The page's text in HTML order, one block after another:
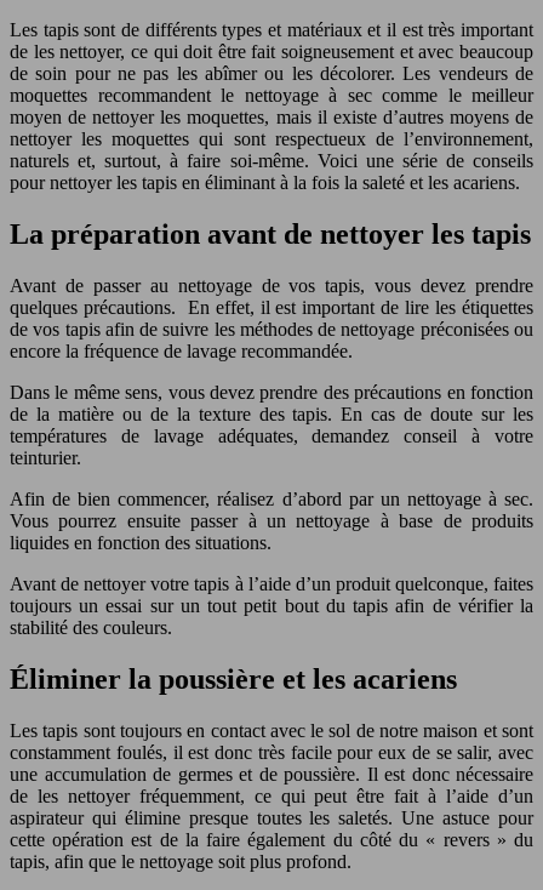
Les tapis sont de différents types et matériaux et il est très important
de les nettoyer, ce qui doit être fait soigneusement et avec beaucoup
de soin pour ne pas les abîmer ou les décolorer. Les vendeurs de
moquettes recommandent le nettoyage à sec comme le meilleur
moyen de nettoyer les moquettes, mais il existe d’autres moyens de
nettoyer les moquettes qui sont respectueux de l’environnement,
naturels et, surtout, à faire soi-même. Voici une série de conseils
pour nettoyer les tapis en éliminant à la fois la saleté et les acariens.
La préparation avant de nettoyer les tapis
Avant de passer au nettoyage de vos tapis, vous devez prendre
quelques précautions. En effet, il est important de lire les étiquettes
de vos tapis afin de suivre les méthodes de nettoyage préconisées ou
encore la fréquence de lavage recommandée.
Dans le même sens, vous devez prendre des précautions en fonction
de la matière ou de la texture des tapis. En cas de doute sur les
températures de lavage adéquates, demandez conseil à votre
teinturier.
Afin de bien commencer, réalisez d’abord par un nettoyage à sec.
Vous pourrez ensuite passer à un nettoyage à base de produits
liquides en fonction des situations.
Avant de nettoyer votre tapis à l’aide d’un produit quelconque, faites
toujours un essai sur un tout petit bout du tapis afin de vérifier la
stabilité des couleurs.
Éliminer la poussière et les acariens
Les tapis sont toujours en contact avec le sol de notre maison et sont
constamment foulés, il est donc très facile pour eux de se salir, avec
une accumulation de germes et de poussière. Il est donc nécessaire
de les nettoyer fréquemment, ce qui peut être fait à l’aide d’un
aspirateur qui élimine presque toutes les saletés. Une astuce pour
cette opération est de la faire également du côté du « revers » du
tapis, afin que le nettoyage soit plus profond.